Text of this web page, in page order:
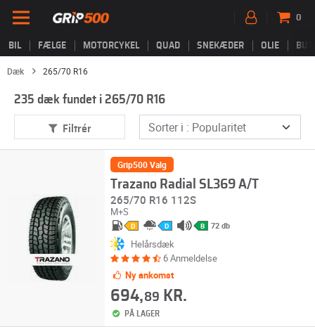
BIL FÆLGE MOTORCYKEL QUAD SNEKÆDER OLIE
0
Dæk 265/70 R16
235 dæk fundet i 265/70 R16
Filtrér
Grip500 Valg
Trazano Radial SL369 A/T
265/70 R16 112S
M+S
D D B 72 db
Helårsdæk
6 Anmeldelse
Ny ankomst
694,89 KR.
PÅ LAGER